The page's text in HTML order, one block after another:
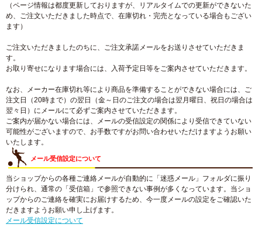
（ページ情報は都度更新しておりますが、リアルタイムでの更新ができないた
め、ご注文いただきました時点で、在庫切れ・完売となっている場合もござい
ます）
ご注文いただきましたのちに、ご注文承諾メールをお送りさせていただきま
す。
お取り寄せになります場合には、入荷予定日等をご案内させていただきます。
なお、メーカー在庫切れ等により商品を準備することができない場合には、ご
注文日（20時まで）の翌日（金～日のご注文の場合は翌月曜日、祝日の場合は
翌々日）にメールにて必ずご案内させていただきます。
ご案内が届かない場合には、メールの受信設定の関係により受信できていない
可能性がございますので、お手数ですがお問い合わせいただけますようお願い
いたします。
メール受信設定について
当ショップからの各種ご連絡メールが自動的に「迷惑メール」フォルダに振り
分けられ、通常の「受信箱」で参照できない事例が多くなっています。当ショ
ップからのご連絡を確実にお届けするため、今一度メールの設定をご確認いた
だきますようお願い申し上げます。
メール受信設定について